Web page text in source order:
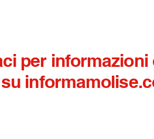
per informazioni